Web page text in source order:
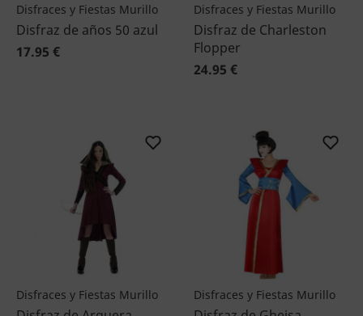
Disfraces y Fiestas Murillo
Disfraz de años 50 azul
17.95 €
Disfraces y Fiestas Murillo
Disfraz de Charleston
Flopper
24.95 €
Disfraces y Fiestas Murillo Disfraces y Fiestas Murillo